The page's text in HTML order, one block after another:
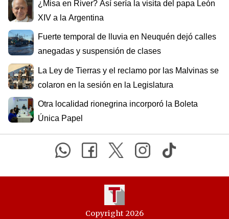
¿Misa en River? Así sería la visita del papa León
XIV a la Argentina
Fuerte temporal de lluvia en Neuquén dejó calles
anegadas y suspensión de clases
La Ley de Tierras y el reclamo por las Malvinas se
colaron en la sesión en la Legislatura
Otra localidad rionegrina incorporó la Boleta
Única Papel
Copyright 2026